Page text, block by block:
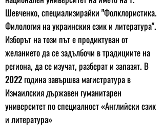
Шевченко, специализирайки "Фолклористика.
Филология на украинския език и литература".
Изборът на този път е продиктуван от
желанието да се задълбочи в традициите на
региона, да се изучат, разберат и запазят. В
2022 година завършва магистратура в
Измаилския държавен гуманитарен
университет по специалност «Английски език
и литература»